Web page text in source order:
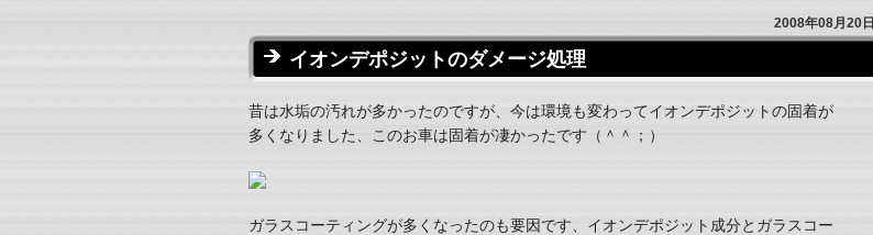
2008年08月20日
イオンデポジットのダメージ処理
昔は水垢の汚れが多かったのですが、今は環境も変わってイオンデポジットの固着が
多くなりました、このお車は固着が凄かったです（＾＾；）
ガラスコーティングが多くなったのも要因です、イオンデポジット成分とガラスコー